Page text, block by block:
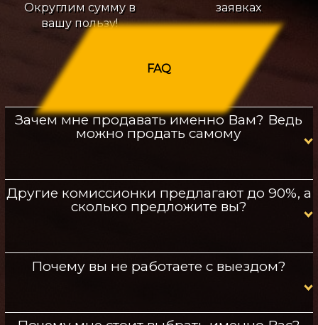
Округлим сумму в
вашу пользу!
заявках
FAQ
Зачем мне продавать именно Вам? Ведь
можно продать самому
Другие комиссионки предлагают до 90%, а
сколько предложите вы?
Почему вы не работаете с выездом?